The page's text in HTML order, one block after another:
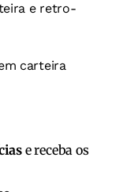
e retro-
carteira
e receba os